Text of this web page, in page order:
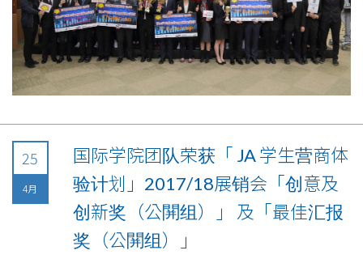
25
4月
国际学院团队荣获「 JA 学生营商体
验计划」2017/18展销会「创意及
创新奖（公䦕组）」 及「最佳汇报
奖（公䦕组）」